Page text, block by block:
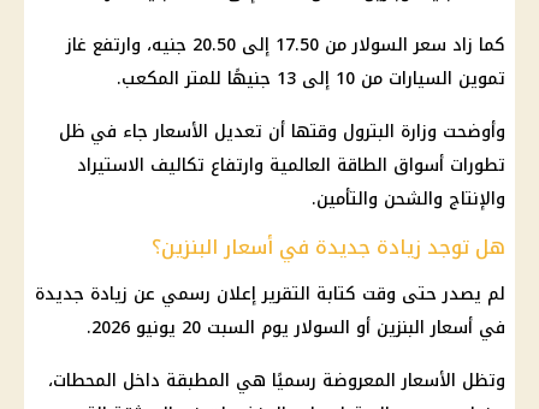
كما زاد سعر السولار من 17.50 إلى 20.50 جنيه، وارتفع
غاز
تموين السيارات من 10 إلى 13 جنيهًا للمتر المكعب.
وأوضحت وزارة البترول وقتها أن تعديل الأسعار جاء في ظل
تطورات أسواق الطاقة العالمية وارتفاع تكاليف الاستيراد
والإنتاج والشحن والتأمين.
هل توجد زيادة جديدة في أسعار البنزين؟
لم يصدر حتى وقت كتابة التقرير إعلان رسمي عن زيادة جديدة
في أسعار البنزين أو السولار يوم السبت 20 يونيو 2026.
وتظل الأسعار المعروضة رسميًا هي المطبقة داخل المحطات،